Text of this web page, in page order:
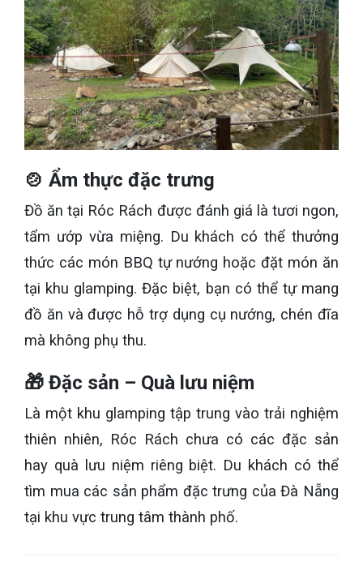
🍲 Ẩm thực đặc trưng
Đồ ăn tại Róc Rách được đánh giá là tươi ngon,
tẩm ướp vừa miệng. Du khách có thể thưởng
thức các món BBQ tự nướng hoặc đặt món ăn
tại khu glamping. Đặc biệt, bạn có thể tự mang
đồ ăn và được hỗ trợ dụng cụ nướng, chén đĩa
mà không phụ thu.
🎁 Đặc sản – Quà lưu niệm
Là một khu glamping tập trung vào trải nghiệm
thiên nhiên, Róc Rách chưa có các đặc sản
hay quà lưu niệm riêng biệt. Du khách có thể
tìm mua các sản phẩm đặc trưng của Đà Nẵng
tại khu vực trung tâm thành phố.